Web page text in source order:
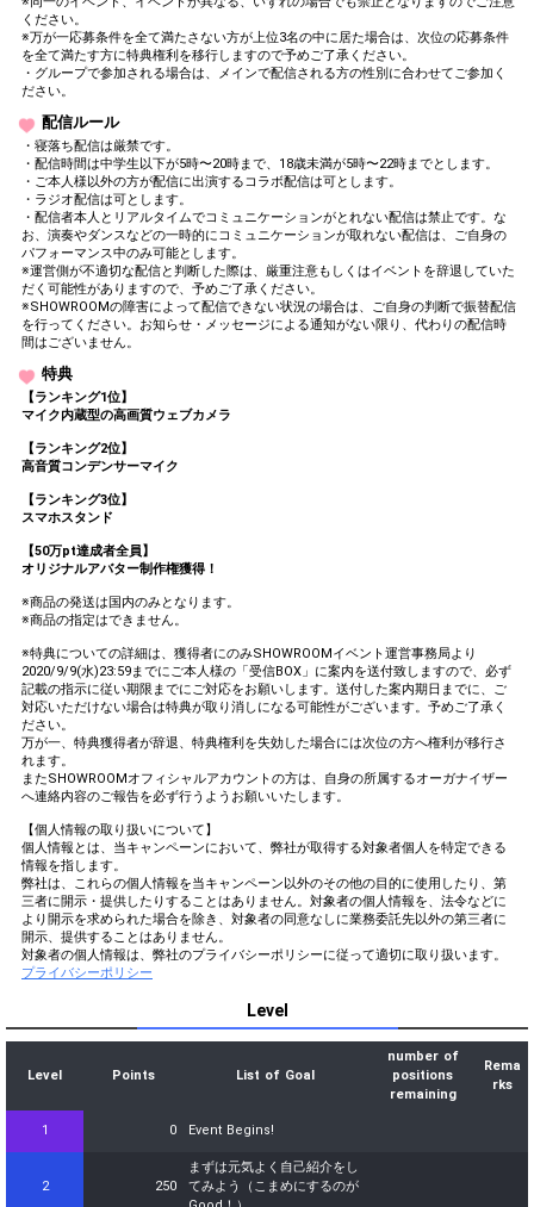
う（スマホからのみ）
19 52000
みんなでルーム名を再度検討
してみよう
20
21 70000
ンルームに画像&ボイスを投
稿してみよう
22 80000
どのレベル達成まで目指して
頑張るかの意気込みを話そう
23 90000
今日はご飯を食べながら配信
をしてみよう
24 100000
ファンルームにテーマ「最近
ハマっていること」について
25
みよう
26 120000
27
28 140000
信をしてみよう
29 150000
リクエスト写真を配信後にフ
30 180000
レベル達成貢献者上位3名の
ニックネーム決めてみよう
31 200000
レベル達成貢献者上位10名の
方に今まで応援してくれた感
謝の気持ちを伝えよう
32 230000 パジャマで配信してみよう
33 260000
お礼をしてみよう
34
う！
35 340000
他のルームを見に行って学ん
だことを、自分の配信で報告
してみよう
420000
方のためだけに、丁寧にお礼
38 460000
よう
39 480000
オリジナルアバターの下書き
発表しよう
ください。
※万が一応募条件を全て満たさない方が上位3名の中に居た場合は、次位の応募条件
を全て満たす方に特典権利を移行しますので予めご了承ください。
・グループで参加される場合は、メインで配信される方の性別に合わせてご参加く
ださい。
配信ルール
・寝落ち配信は厳禁です。
・配信時間は中学生以下が5時〜20時まで、18歳未満が5時〜22時までとします。
・ご本人様以外の方が配信に出演するコラボ配信は可とします。
・ラジオ配信は可とします。
・配信者本人とリアルタイムでコミュニケーションがとれない配信は禁止です。な
お、演奏やダンスなどの一時的にコミュニケーションが取れない配信は、ご自身の
パフォーマンス中のみ可能とします。
※運営側が不適切な配信と判断した際は、厳重注意もしくはイベントを辞退していた
だく可能性がありますので、予めご了承ください。
※SHOWROOMの障害によって配信できない状況の場合は、ご自身の判断で振替配信
を行ってください。お知らせ・メッセージによる通知がない限り、代わりの配信時
間はございません。
特典
【ランキング1位】
マイク内蔵型の高画質ウェブカメラ
【ランキング2位】
高音質コンデンサーマイク
【ランキング3位】
スマホスタンド
【50万pt達成者全員】
オリジナルアバター制作権獲得！
※商品の発送は国内のみとなります。
※商品の指定はできません。
※特典についての詳細は、獲得者にのみSHOWROOMイベント運営事務局より
2020/9/9(水)23:59までにご本人様の「受信BOX」に案内を送付致しますので、必ず
記載の指示に従い期限までにご対応をお願いします。送付した案内期日までに、ご
対応いただけない場合は特典が取り消しになる可能性がございます。予めご了承く
ださい。
万が一、特典獲得者が辞退、特典権利を失効した場合には次位の方へ権利が移行さ
れます。
またSHOWROOMオフィシャルアカウントの方は、自身の所属するオーガナイザー
へ連絡内容のご報告を必ず行うようお願いいたします。
【個人情報の取り扱いについて】
個人情報とは、当キャンペーンにおいて、弊社が取得する対象者個人を特定できる
情報を指します。
弊社は、これらの個人情報を当キャンペーン以外のその他の目的に使用したり、第
三者に開示・提供したりすることはありません。対象者の個人情報を、法令などに
より開示を求められた場合を除き、対象者の同意なしに業務委託先以外の第三者に
開示、提供することはありません。
対象者の個人情報は、弊社のプライバシーポリシーに従って適切に取り扱います。
プライバシーポリシー
Level
Level Points List of Goal
number of
positions
remaining
Rema
rks
1 0 Event Begins!
2 250
まずは元気よく自己紹介をし
てみよう（こまめにするのが